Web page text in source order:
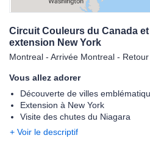
Circuit Couleurs du Canada
extension NewYork
Montreal - Arrivée Montreal -
Vous allez adorer
Découverte de villes
Extension à New York
Visite des chutes du Niagara
+ Voir le descriptif